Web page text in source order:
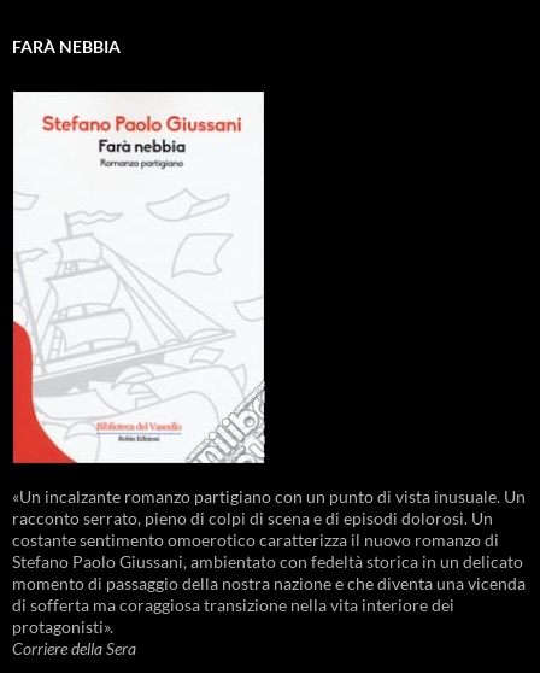
FARÀ NEBBIA
«Un incalzante romanzo partigiano con un punto di vista inusuale. Un
racconto serrato, pieno di colpi di scena e di episodi dolorosi. Un
costante sentimento omoerotico caratterizza il nuovo romanzo di
Stefano Paolo Giussani, ambientato con fedeltà storica in un delicato
momento di passaggio della nostra nazione e che diventa una vicenda
di sofferta ma coraggiosa transizione nella vita interiore dei
protagonisti».
Corriere della Sera